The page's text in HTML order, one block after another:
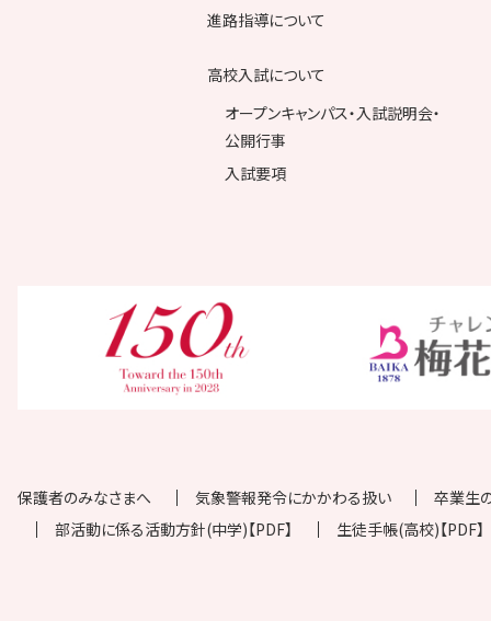
進路指導について
高校入試について
オープンキャンパス・入試説明会・
公開行事
入試要項
保護者のみなさまへ 気象警報発令にかかわる扱い
卒業生
部活動に係る活動方針(中学)【PDF】
生徒手帳(高校)【PDF】